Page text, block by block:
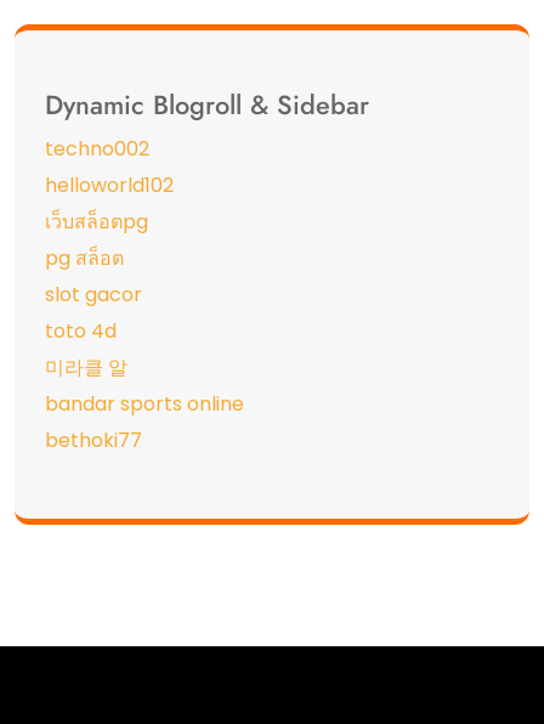
Dynamic Blogroll & Sidebar
techno002
helloworld102
เว็บสล็อตpg
pg สล็อต
slot gacor
toto 4d
미라클 알
bandar sports online
bethoki77